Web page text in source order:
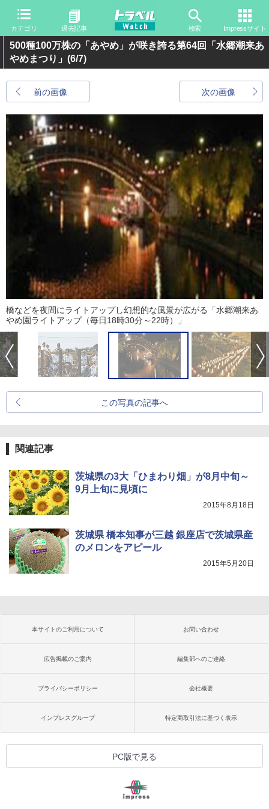
カテゴリ 過去記事 検索 Impressサイト
500種100万株の「あやめ」が咲き誇る第64回「水郷潮来あ
やめまつり」 (6/7)
前の画像 次の画像
橋などを夜間にライトアップし幻想的な風景が広がる「水郷潮来あ
やめ園ライトアップ（毎日18時30分～22時）」
この写真の記事へ
関連記事
茨城県の3大「ひまわり畑」が8月中旬～
9月上旬に見頃に
2015年8月18日
茨城県 橋本知事が三越 銀座店で茨城県産
のメロンをアピール
2015年5月20日
本サイトのご利用について お問い合わせ
広告掲載のご案内 編集部へのご連絡
プライバシーポリシー 会社概要
インプレスグループ 特定商取引法に基づく表示
PC版で見る